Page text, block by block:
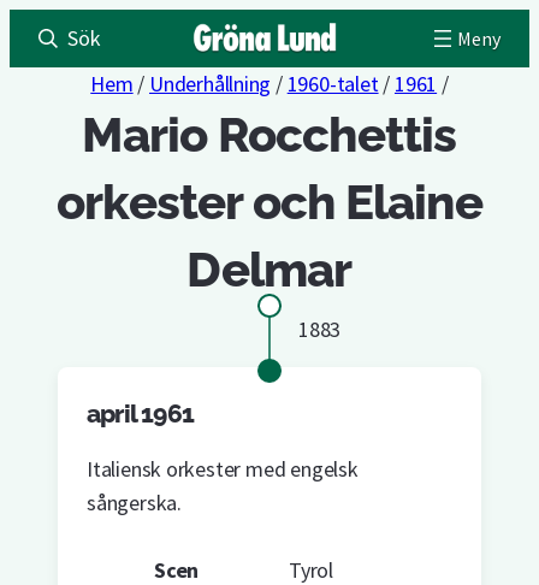
Sök
Hem / Underhållning / 1960-talet/ 1961 /
Mario Rocchettis
orkester och Elaine
Delmar
1883
april 1961
Italiensk orkester med engelsk
sångerska.
Scen Tyrol